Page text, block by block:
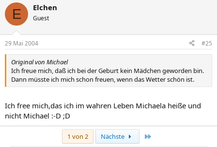
E Elchen
Guest
29 Mai 2004 #25
Original von Michael
Ich freue mich, daß ich bei der Geburt kein Mädchen geworden bin.
Dann müsste ich mich schon freuen, wenn das Wetter schön ist.
Ich free mich,das ich im wahren Leben Michaela heiße und
nicht Michael :-D ;D
1 von 2 Nächste